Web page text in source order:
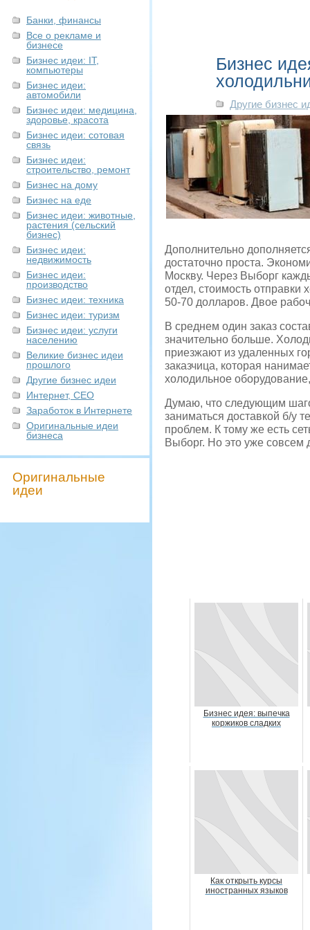
Банки, финансы
Все о рекламе и
бизнесе
Бизнес идеи: IT,
компьютеры
Бизнес идеи:
автомобили
Бизнес идеи: медицина,
здоровье, красота
Бизнес идеи: сотовая
связь
Бизнес идеи:
строительство, ремонт
Бизнес на дому
Бизнес на еде
Бизнес идеи: животные,
растения (сельский
бизнес)
Бизнес идеи:
недвижимость
Бизнес идеи:
производство
Бизнес идеи: техника
Бизнес идеи: туризм
Бизнес идеи: услуги
населению
Великие бизнес идеи
прошлого
Другие бизнес идеи
Интернет, СЕО
Заработок в Интернете
Оригинальные идеи
бизнеса
Оригинальные
идеи
Бизнес
Другие бизнес
Дополнительно
достаточно проста.
Москву. Через Выборг
отдел, стоимость
50-70 долларов. Двое
В среднем один заказ
значительно больше.
приезжают из удаленных
заказчица, которая
холодильное
Думаю, что следующим
заниматься доставкой б/у
проблем. К тому же есть
Выборг. Но это уже совсем
Бизнес идея: выпечка
коржиков сладких
Как открыть курсы
иностранных языков